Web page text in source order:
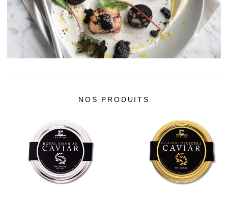
History of Caviar
Tasting Guide
Grading Caviar
Corporate Events
NOS PRODUITS